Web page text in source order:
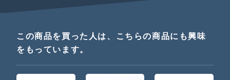
この商品を買った人は、こちらの商品にも興味
をもっています。